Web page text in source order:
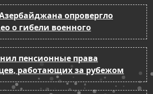
опровергло
о гибели военного
пенсионные права
работающих за рубежом